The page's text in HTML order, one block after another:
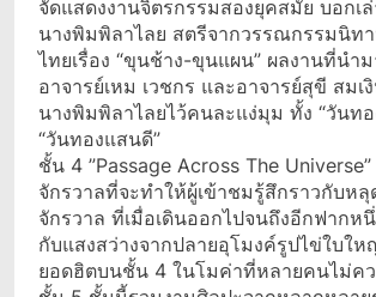
จัดแสดงงานจิตรกรรมสองยุคสมัย บอกเล่
นางพิมพิลาไลย สตรีจากวรรณกรรมนิท
ไทยเรื่อง “ขุนช้าง-ขุนแผน” ผลงานที่นำ
อาจารย์เหม เวชกร และอาจารย์สุขี สม
นางพิมพิลาไลยไว้คนละแง่มุม ทั้ง “วันทอ
“วันทองแสนดี”
ชั้น 4 ”Passage Across The
จักรวาลที่จะทำให้ผู้เข้าชมรู้สึกราวกับห
จักรวาล ที่เมื่อเดินออกไปจนถึงอีกฟากห
กับแสงสว่างจากปลายอุโมงค์รูปไข่ใบใ
ยอดฮิตบนชั้น 4 ในโมค่าที่หลายคนไม่ค